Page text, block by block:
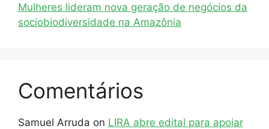
Mulheres lideram nova geração de negócios da
sociobiodiversidade na Amazônia
Comentários
Samuel Arruda on LIRA abre edital para apoiar